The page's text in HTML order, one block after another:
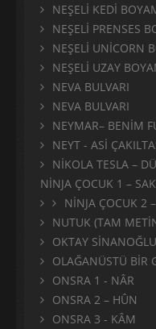
NEŞELİ KEDİ
NEŞELİ PRENSES
NEŞELİ UNİCORN
NEŞELİ UZAY
NEVA BULVARI
NEVA BULVARI
NEYMAR– BENİM
NEYT - ASİ
NİKOLA TESLA –
NİNJA ÇOCUK 1 –
NİNJA ÇOCUK 2
NUTUK (TAM
OKTAY
OLAĞANÜSTÜ BİR
ONSRA 1 - NÂR
ONSRA 2 – HÛN
ONSRA 3 - KÂM